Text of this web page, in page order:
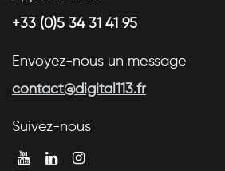
+33 (0)5 34 31 41 95
Envoyez-nous un message
contact@digital113.fr
Suivez-nous